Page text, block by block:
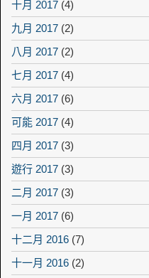
十月 2017 (4)
九月 2017 (2)
八月 2017 (2)
七月 2017 (4)
六月 2017 (6)
可能 2017 (4)
四月 2017 (3)
遊行 2017 (3)
二月 2017 (3)
一月 2017 (6)
十二月 2016 (7)
十一月 2016 (2)